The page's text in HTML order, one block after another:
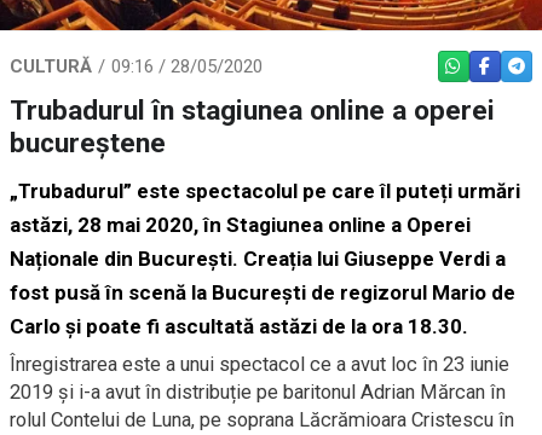
CULTURĂ 09:16 / 28/05/2020 WHATSAPP
Trubadurul în stagiunea online a operei
bucureștene
„Trubadurul” este spectacolul pe care îl puteți urmări
astăzi, 28 mai 2020, în Stagiunea online a Operei
Naționale din București. Creația lui Giuseppe Verdi a
fost pusă în scenă la București de regizorul Mario de
Carlo și poate fi ascultată astăzi de la ora 18.30.
Înregistrarea este a unui spectacol ce a avut loc în 23 iunie
2019 și i-a avut în distribuție pe baritonul Adrian Mărcan în
rolul Contelui de Luna, pe soprana Lăcrămioara Cristescu în